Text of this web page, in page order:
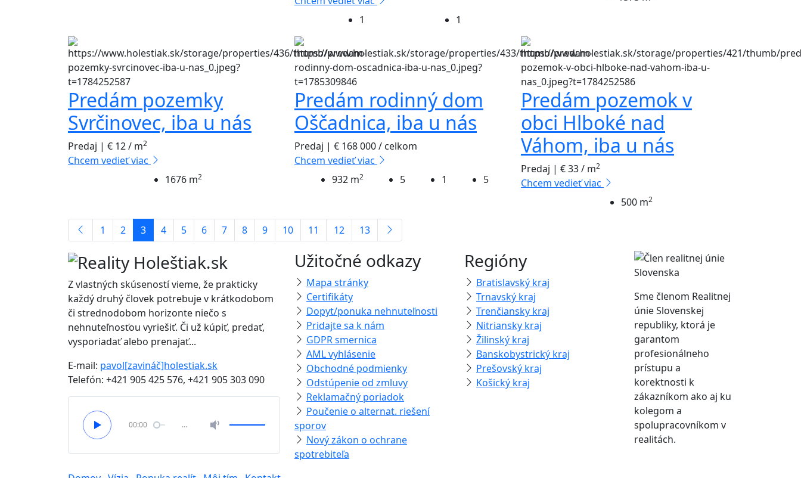
1
1
Predám pozemky
Svrčinovec, iba u nás
Predaj | € 12 / m2
Chcem vedieť viac
1676 m2
Predám rodinný dom
Oščadnica, iba u nás
Predaj | € 168 000 / celkom
Chcem vedieť viac
932 m2 5 1 5
Predám pozemok v
obci Hlboké nad
Váhom, iba u nás
Predaj | € 33 / m2
Chcem vedieť viac
500 m2
1 2 3 4 5 6 7 8 9 10 11 12 13
Z vlastných skúseností vieme, že prakticky
každý druhý človek potrebuje v krátkodobom
či strednodobom horizonte niečo s
nehnuteľnosťou vyriešiť. Či už kúpiť, predať,
vysporiadať alebo prenajať...
E-mail: pavol[zavináč]holestiak.sk
Telefón: +421 905 425 576, +421 905 303 090
00:00 …
Užitočné odkazy
Mapa stránky
Certifikáty
Dopyt/ponuka nehnuteľnosti
Pridajte sa k nám
GDPR smernica
AML vyhlásenie
Obchodné podmienky
Odstúpenie od zmluvy
Reklamačný poriadok
Poučenie o alternat. riešení
sporov
Nový zákon o ochrane
spotrebiteľa
Regióny
Bratislavský kraj
Trnavský kraj
Trenčiansky kraj
Nitriansky kraj
Žilinský kraj
Banskobystrický kraj
Prešovský kraj
Košický kraj
Sme členom Realitnej
únie Slovenskej
republiky, ktorá je
garantom
profesionálneho
prístupu a
korektnosti k
zákazníkom ako aj ku
kolegom a
spolupracovníkom v
realitách.